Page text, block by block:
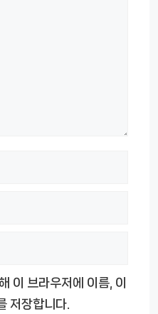
이 브라우저에 이름, 이
저장합니다.